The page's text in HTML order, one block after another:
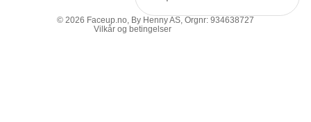
© 2026 Faceup.no, By Henny AS, Orgnr: 934638727
Vilkår og betingelser